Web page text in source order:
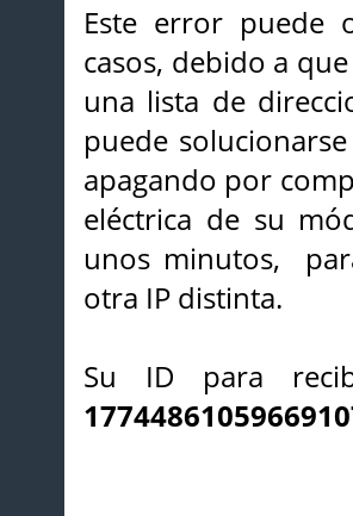
Este error puede
casos, debido a
una lista de
puede
apagando por
eléctrica de su
unos minutos,
otra IP distinta.
Su ID para